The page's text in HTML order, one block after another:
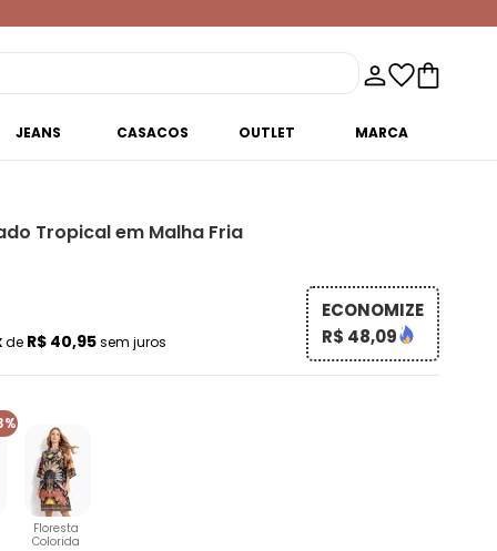
JEANS CASACOS OUTLET MARCA
Tropical em Malha Fria
de R$ 40,95sem juros
ECONOMIZE
R$ 48,09
Floresta
Colorida